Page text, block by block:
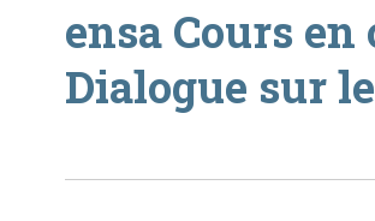
ensa Cours en
Dialogue sur